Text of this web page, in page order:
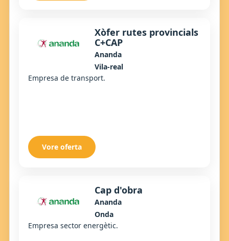
Xòfer rutes provincials
C+CAP
Ananda
Vila-real
Empresa de transport.
Vore oferta
Cap d'obra
Ananda
Onda
Empresa sector energètic.